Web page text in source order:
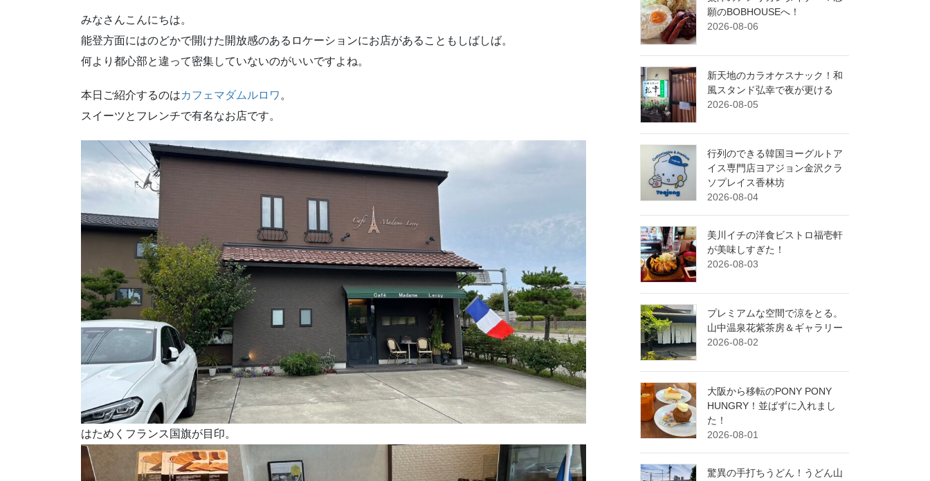
みなさんこんにちは。
能登方面にはのどかで開けた開放感のあるロケーションにお店があることもしばしば。
何より都心部と違って密集していないのがいいですよね。
本日ご紹介するのはカフェマダムルロワ 。
スイーツとフレンチで有名なお店です。
はためくフランス国旗が目印。
願のBOBHOUSEへ！
2026-08-06
新天地のカラオケスナック！和
風スタンド弘幸で夜が更ける
2026-08-05
行列のできる韓国ヨーグルトア
イス専門店ヨアジョン金沢クラ
ソプレイス香林坊
2026-08-04
美川イチの洋食ビストロ福壱軒
が美味しすぎた！
2026-08-03
プレミアムな空間で涼をとる。
山中温泉花紫茶房＆ギャラリー
2026-08-02
大阪から移転のPONY PONY
HUNGRY！並ばずに入れまし
た！
2026-08-01
驚異の手打ちうどん！うどん山